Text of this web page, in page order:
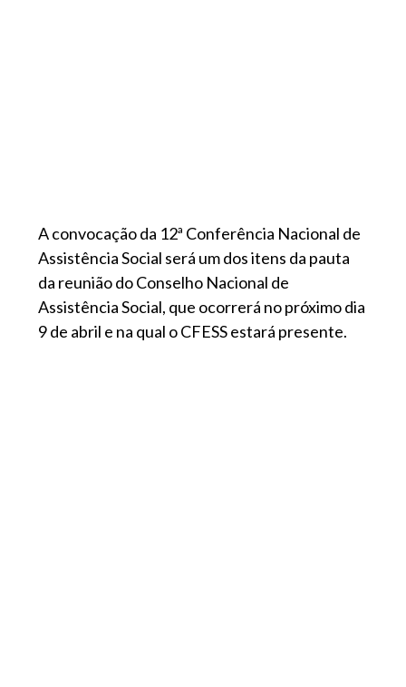
A convocação da 12ª Conferência Nacional de
Assistência Social será um dos itens da pauta
da reunião do Conselho Nacional de
Assistência Social, que ocorrerá no próximo dia
9 de abril e na qual o CFESS estará presente.